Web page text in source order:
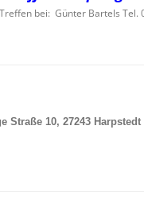
bei: Günter Bartels Tel.
Straße 10, 27243 Harpstedt